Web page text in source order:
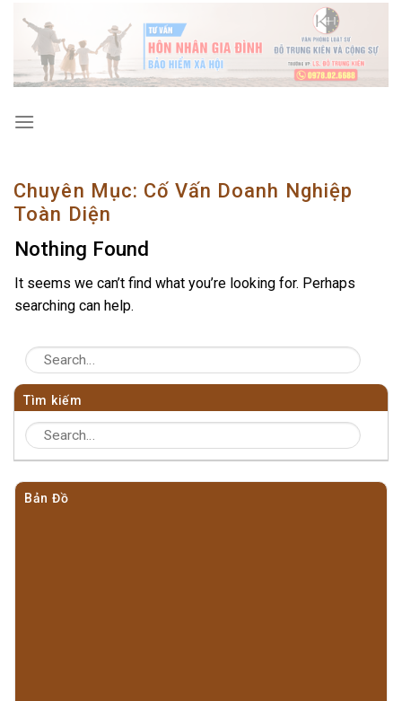
content
Chuyên Mục: Cố Vấn Doanh Nghiệp
Toàn Diện
Nothing Found
It seems we can’t find what you’re looking for. Perhaps
searching can help.
Tìm kiếm
Bản Đồ